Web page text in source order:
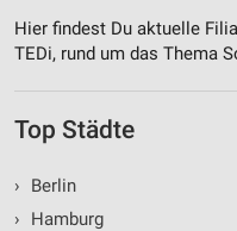
Hier findest Du aktuelle
TEDi, rund um das Thema
Top Städte
›
Berlin
›
Hamburg